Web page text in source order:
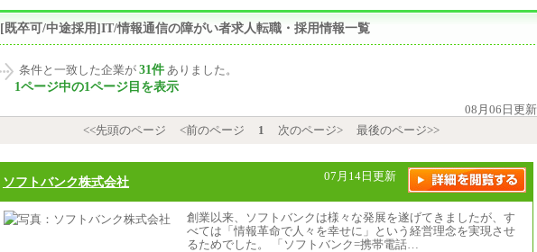
[既卒可/中途採用]IT/情報通信の障がい者求人転職・採用情報一覧
条件と一致した企業が 31件 ありました。
1ページ中の1ページ目を表示
08月06日更新
<<先頭のページ
<前のページ 1 次のページ> 最後のページ>>
ソフトバンク株式会社 07月14日更新
創業以来、ソフトバンクは様々な発展を遂げてきましたが、す
べては「情報革命で人々を幸せに」という経営理念を実現させ
るためでした。 「ソフトバンク=携帯電話…